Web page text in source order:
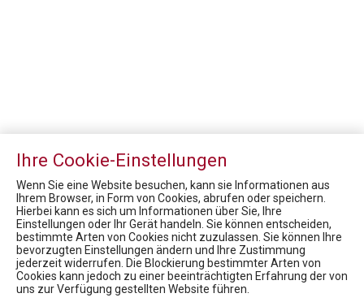
Pharmig Academy
Inhouse Training
Team
Ihre Cookie-Einstellungen
Wenn Sie eine Website besuchen, kann sie Informationen aus
Ihrem Browser, in Form von Cookies, abrufen oder speichern.
Hierbei kann es sich um Informationen über Sie, Ihre
Einstellungen oder Ihr Gerät handeln. Sie können entscheiden,
bestimmte Arten von Cookies nicht zuzulassen. Sie können Ihre
bevorzugten Einstellungen ändern und Ihre Zustimmung
jederzeit widerrufen. Die Blockierung bestimmter Arten von
Cookies kann jedoch zu einer beeinträchtigten Erfahrung der von
uns zur Verfügung gestellten Website führen.